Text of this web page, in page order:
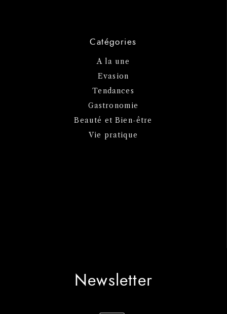
Catégories
A la une
Evasion
Tendances
Gastronomie
Beauté et Bien-être
Vie pratique
Newsletter